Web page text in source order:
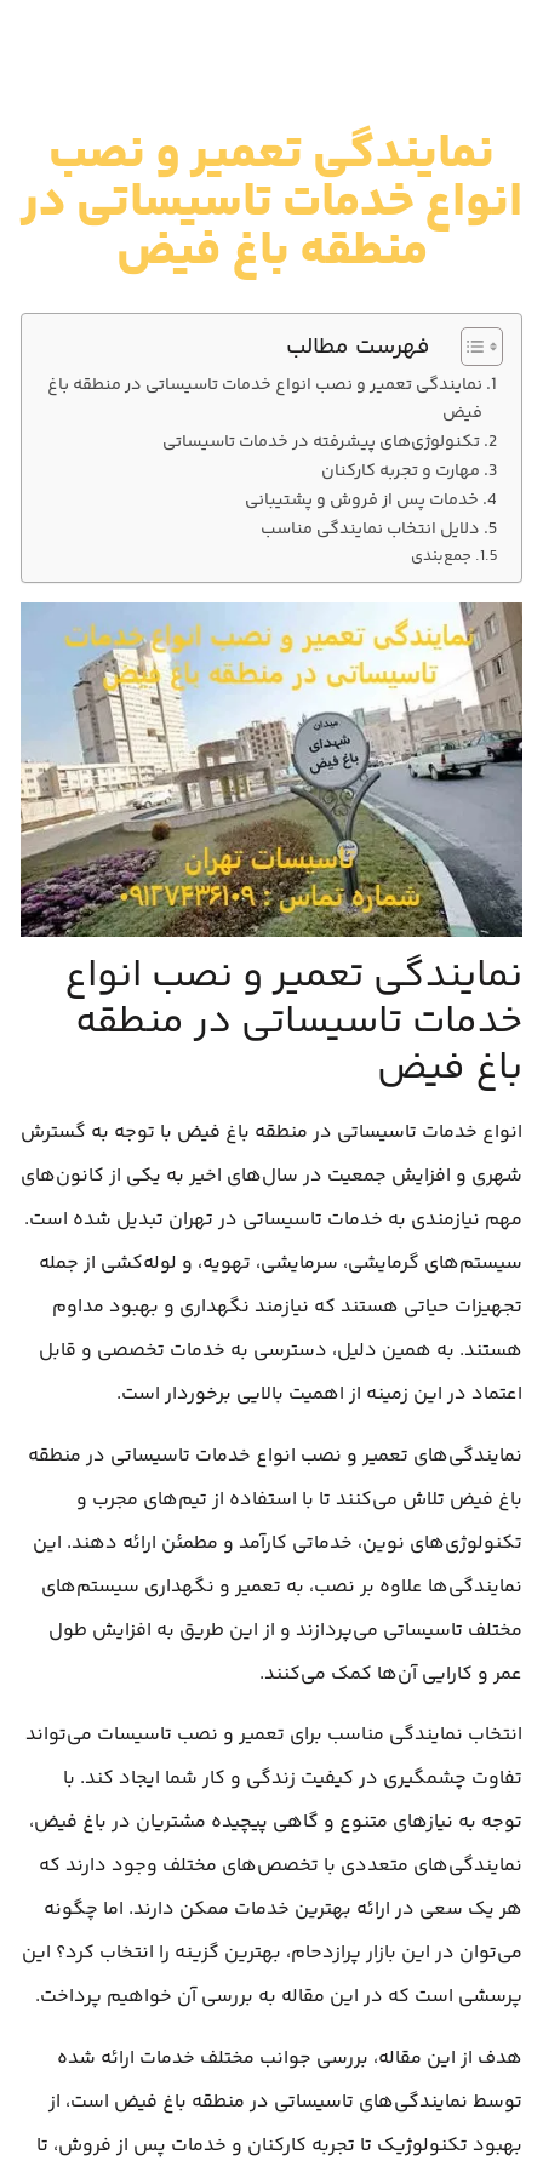
نمایندگی تعمیر و نصب
انواع خدمات تاسیساتی در
منطقه باغ فیض
فهرست مطالب
نمایندگی تعمیر و نصب انواع خدمات تاسیساتی در منطقه باغ
فیض
تکنولوژی‌های پیشرفته در خدمات تاسیساتی
مهارت و تجربه کارکنان
خدمات پس از فروش و پشتیبانی
دلایل انتخاب نمایندگی مناسب
جمع‌بندی
نمایندگی تعمیر و نصب انواع
خدمات تاسیساتی در منطقه
باغ فیض
انواع خدمات تاسیساتی در منطقه باغ فیض با توجه به گسترش
شهری و افزایش جمعیت در سال‌های اخیر به یکی از کانون‌های
مهم نیازمندی به خدمات تاسیساتی در تهران تبدیل شده است.
سیستم‌های گرمایشی، سرمایشی، تهویه، و لوله‌کشی از جمله
تجهیزات حیاتی هستند که نیازمند نگهداری و بهبود مداوم
هستند. به همین دلیل، دسترسی به خدمات تخصصی و قابل
اعتماد در این زمینه از اهمیت بالایی برخوردار است.
نمایندگی‌های تعمیر و نصب انواع خدمات تاسیساتی در منطقه
باغ فیض تلاش می‌کنند تا با استفاده از تیم‌های مجرب و
تکنولوژی‌های نوین، خدماتی کارآمد و مطمئن ارائه دهند. این
نمایندگی‌ها علاوه بر نصب، به تعمیر و نگهداری سیستم‌های
مختلف تاسیساتی می‌پردازند و از این طریق به افزایش طول
عمر و کارایی آن‌ها کمک می‌کنند.
انتخاب نمایندگی مناسب برای تعمیر و نصب تاسیسات می‌تواند
تفاوت چشمگیری در کیفیت زندگی و کار شما ایجاد کند. با
توجه به نیازهای متنوع و گاهی پیچیده مشتریان در باغ فیض،
نمایندگی‌های متعددی با تخصص‌های مختلف وجود دارند که
هر یک سعی در ارائه بهترین خدمات ممکن دارند. اما چگونه
می‌توان در این بازار پرازدحام، بهترین گزینه را انتخاب کرد؟ این
پرسشی است که در این مقاله به بررسی آن خواهیم پرداخت.
هدف از این مقاله، بررسی جوانب مختلف خدمات ارائه شده
توسط نمایندگی‌های تاسیساتی در منطقه باغ فیض است، از
بهبود تکنولوژیک تا تجربه کارکنان و خدمات پس از فروش، تا